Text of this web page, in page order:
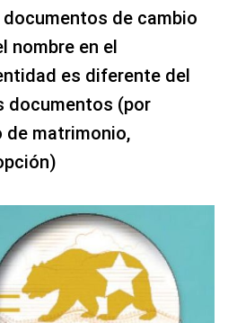
documentos de cambio
nombre en el
es diferente del
documentos (por
matrimonio,